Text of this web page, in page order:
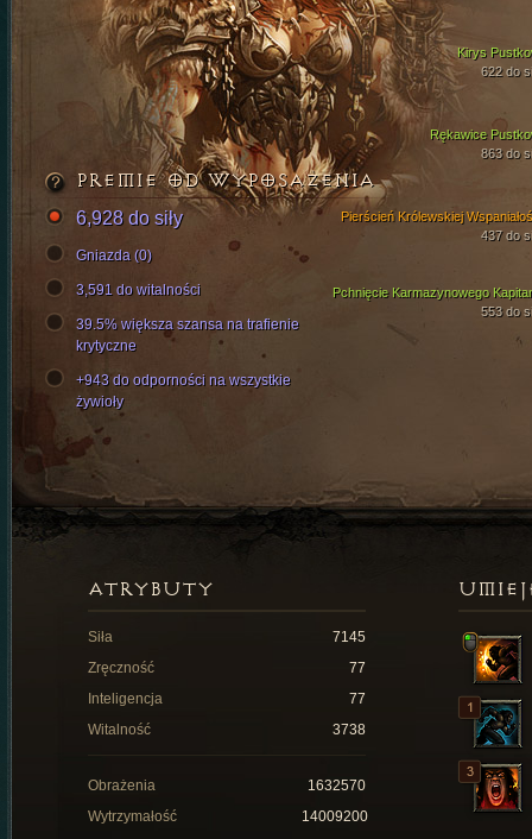
Kirys
622 do
Rękawice
863 do
Pchnięcie Karmazynowego
553 do
Pierścień Królewskiej
437 do
PREMIE OD WYPOSAŻENIA
6,928 do siły
Gniazda (0)
3,591 do witalności
39.5% większa szansa na trafienie
krytyczne
+943 do odporności na wszystkie
żywioły
ATRYBUTY
Siła
7145
Zręczność
77
Inteligencja
77
Witalność
3738
Obrażenia
1632570
Wytrzymałość
14009200